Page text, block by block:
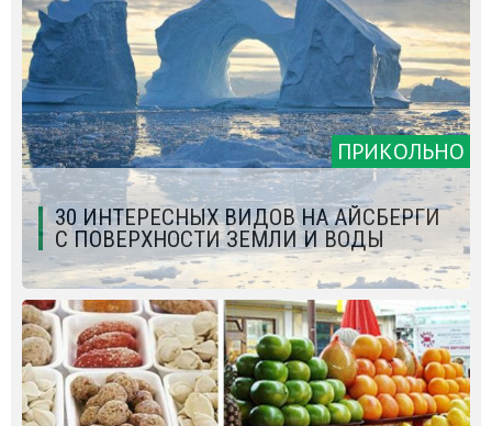
ПРИКОЛЬНО
30 ИНТЕРЕСНЫХ ВИДОВ НА АЙСБЕРГИ
С ПОВЕРХНОСТИ ЗЕМЛИ И ВОДЫ